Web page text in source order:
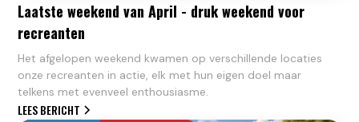
Laatste weekend van April - druk weekend voor
recreanten
Het afgelopen weekend kwamen op verschillende locaties
onze recreanten in actie, elk met hun eigen doel maar
telkens met evenveel enthousiasme.
LEES BERICHT